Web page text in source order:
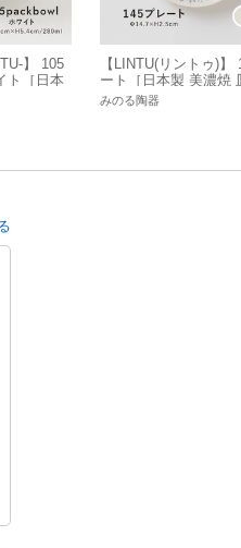
】 105
ト［日本
リジナ
【LINTU(リントゥ)】
ート［日本製 美濃焼
ジナル
みのる陶器